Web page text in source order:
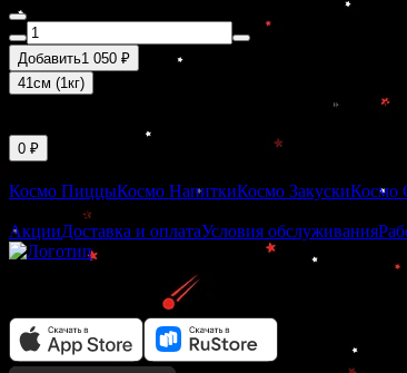
Добавить1 050 ₽
41см (1кг)
Базилик, соус сырный, сыр Моцарелла, сыр
(*Фотография блюда носит иллюстративный
0 ₽
Космо ПиццыКосмо НапиткиКосмо ЗакускиКосмо
О заведении
АкцииДоставка и оплатаУсловия обслуживания